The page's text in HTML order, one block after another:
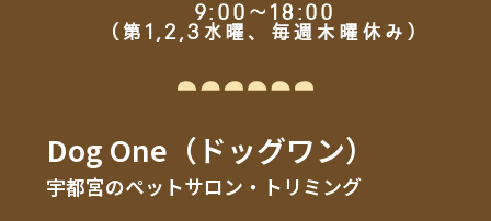
9:00～18:00
（第1,2,3水曜、毎週木曜休み）
Dog One（ドッグワン）
宇都宮のペットサロン・トリミング